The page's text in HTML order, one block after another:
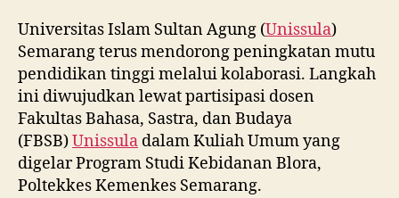
Universitas Islam Sultan Agung (Unissula)
Semarang terus mendorong peningkatan mutu
pendidikan tinggi melalui kolaborasi. Langkah
ini diwujudkan lewat partisipasi dosen
Fakultas Bahasa, Sastra, dan Budaya
(FBSB)Unissula dalam Kuliah Umum yang
digelar Program Studi Kebidanan Blora,
Poltekkes Kemenkes Semarang.